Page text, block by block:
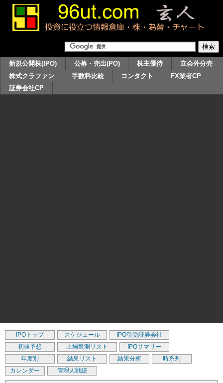
新規公開株(IPO) 公募・売出(PO) 株主優待
立会外分売
株式クラファン
手数料比較 コンタクト
FX業者CP
証券会社CP
IPOトップ スケジュール
IPO引受証券会社
初値予想
上場観測リスト
IPOサマリー
年度別
結果リスト 結果分析
時系列
カレンダー
管理人戦績